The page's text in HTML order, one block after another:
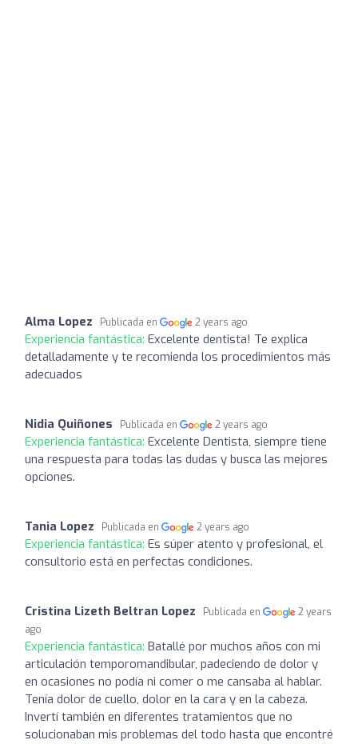
Alma Lopez Publicada en 2 years ago
Experiencia fantástica: Excelente dentista! Te explica
detalladamente y te recomienda los procedimientos más
adecuados
Nidia Quiñones Publicada en 2 years ago
Experiencia fantástica: Excelente Dentista, siempre tiene
una respuesta para todas las dudas y busca las mejores
opciones.
Tania Lopez Publicada en 2 years ago
Experiencia fantástica: Es súper atento y profesional, el
consultorio está en perfectas condiciones.
Cristina Lizeth Beltran Lopez Publicada en
2 years
ago
Experiencia fantástica: Batallé por muchos años con mi
articulación temporomandibular, padeciendo de dolor y
en ocasiones no podía ni comer o me cansaba al hablar.
Tenía dolor de cuello, dolor en la cara y en la cabeza.
Invertí también en diferentes tratamientos que no
solucionaban mis problemas del todo hasta que encontré